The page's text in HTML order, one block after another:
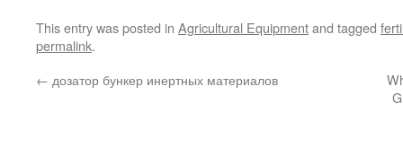
This entry was posted in Agricultural Equipmentand tagged
permalink.
← дозатор бункер инертных материалов